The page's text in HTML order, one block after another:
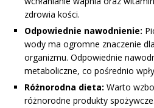
zdrowia kości.
Odpowiednie nawodnienie:
wody ma ogromne znaczenie
organizmu. Odpowiednie
metaboliczne, co pośrednio
Różnorodna dieta: Warto
różnorodne produkty